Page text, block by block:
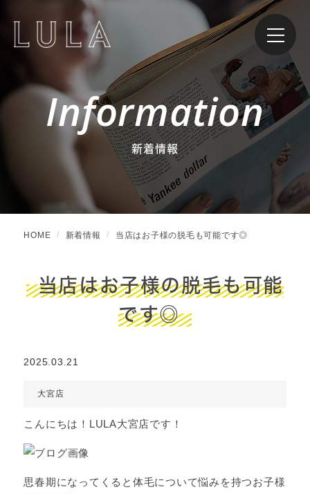
Information
新着情報
HOME 新着情報 当店はお子様の脱毛も可能です◎
当店はお子様の脱毛も可能
です◎
2025.03.21
大宮店
こんにちは！LULA大宮店です！
思春期になってくると体毛について悩みを持つお子様